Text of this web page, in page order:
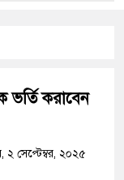
ভর্তি করাবেন
২ সেপ্টেম্বর, ২০২৫